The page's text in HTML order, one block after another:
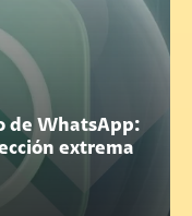
de WhatsApp:
extrema